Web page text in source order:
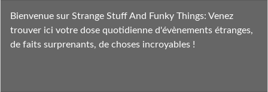
Fil des commentaires
Bienvenue sur Strange Stuff And Funky Things: Venez
trouver ici votre dose quotidienne d'évènements étranges,
de faits surprenants, de choses incroyables !